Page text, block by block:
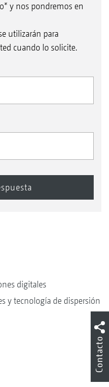
y nos pondremos en
utilizarán para
cuando lo solicite.
digitales
y tecnología de dispersión
Contacto